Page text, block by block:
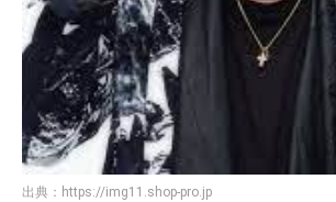
出典： https://img11.shop-pro.jp